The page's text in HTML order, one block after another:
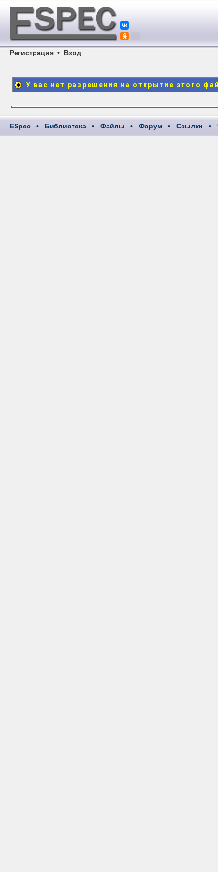
Регистрация • Вход
У вас нет разрешения на открытие этого
ESpec • Библиотека • Файлы • Форум • Ссылки •